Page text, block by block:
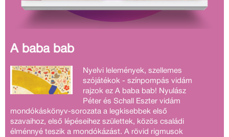
A baba bab
Nyelvi lelemények, szellemes
szójátékok - színpompás vidám
rajzok ez A baba bab! Nyulász
Péter és Schall Eszter vidám
mondókáskönyv-sorozata a legkisebbek első
szavaihoz, első lépéseihez születtek, közös családi
élménnyé teszik a mondókázást. A rövid rigmusok